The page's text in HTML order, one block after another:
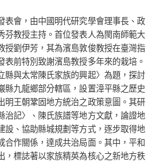
會，由中國明代研究學會理事長、政
芬教授主持。首位發表人為閩南師範大
授劉伊芳，其為濱島敦俊教授在臺灣指
表前特別致謝濱島教授多年來的栽培。
縣與太常陳氏家族的興起〉為題，探討
縣九龍鄉部分轄區，設置漳平縣之歷史
明王朝鞏固地方統治之政策意圖。其研
治記〉、陳氏族譜等地方文獻，論證地
設、協助縣城規劃等方式，逐步取得地
合作關係，達成共治局面。其中，平和
，標誌著以家族精英為核心之新地方秩